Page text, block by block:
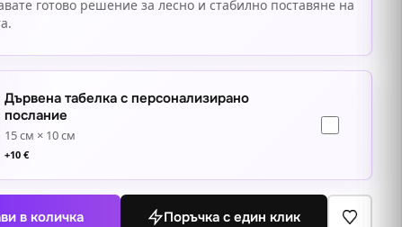
готово решение за лесно и стабилно поставяне на
Дървена табелка с персонализирано
послание
15 см × 10 см
+10 €
в количка Поръчка с един клик